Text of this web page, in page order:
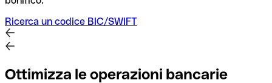
Ricerca un codice BIC/SWIFT
Ottimizza le operazioni bancarie